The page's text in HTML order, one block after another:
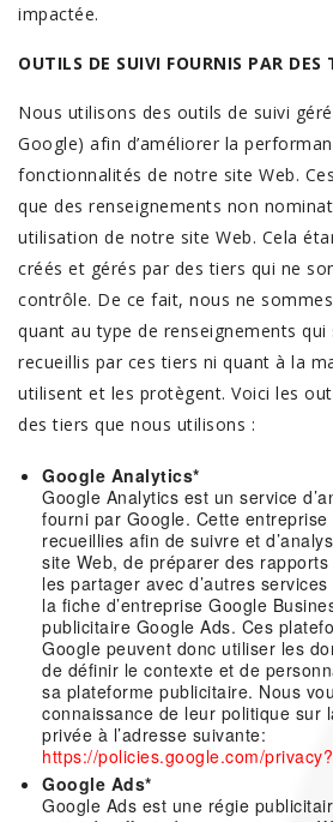
impactée.
OUTILS DE SUIVI FOURNIS PAR DES
Nous utilisons des outils de suivi
Google) afin d’améliorer la
fonctionnalités de notre site Web.
que des renseignements non
utilisation de notre site Web. Cela
créés et gérés par des tiers qui ne
contrôle. De ce fait, nous ne
quant au type de renseignements
recueillis par ces tiers ni quant à la
utilisent et les protègent. Voici les
des tiers que nous utilisons :
Google Analytics*
Google Analytics est un service
fourni par Google. Cette
recueillies afin de suivre et
site Web, de préparer des
les partager avec d’autres
la fiche d’entreprise Google
publicitaire Google Ads. Ces
Google peuvent donc utiliser les
de définir le contexte et de
sa plateforme publicitaire. Nous
connaissance de leur politique sur
privée à l’adresse suivante:
https://policies.google.com/
Google Ads*
Google Ads est une régie